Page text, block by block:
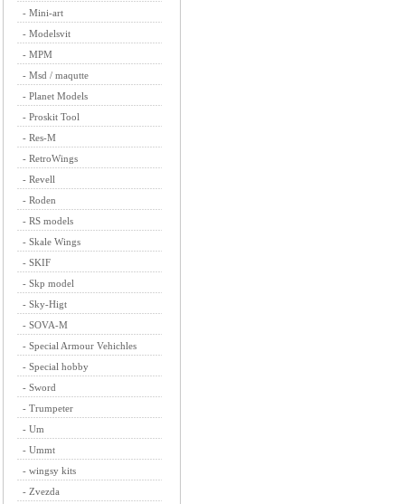
- Mini-art
- Modelsvit
- MPM
- Msd / maqutte
- Planet Models
- Proskit Tool
- Res-M
- RetroWings
- Revell
- Roden
- RS models
- Skale Wings
- SKIF
- Skp model
- Sky-Higt
- SOVA-M
- Special Armour Vehichles
- Special hobby
- Sword
- Trumpeter
- Um
- Ummt
- wingsy kits
- Zvezda